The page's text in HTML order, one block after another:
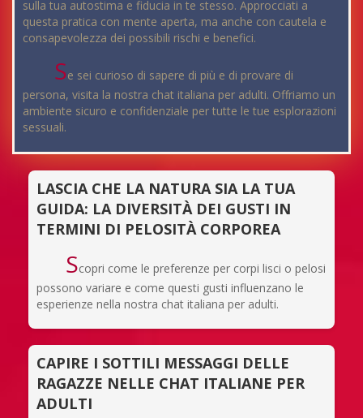
sulla tua autostima e fiducia in te stesso. Approcciati a
questa pratica con mente aperta, ma anche con cautela e
consapevolezza dei possibili rischi e benefici.
Se sei curioso di sapere di più e di provare di
persona, visita la nostra chat italiana per adulti. Offriamo un
ambiente sicuro e confidenziale per tutte le tue esplorazioni
sessuali.
LASCIA CHE LA NATURA SIA LA TUA
GUIDA: LA DIVERSITÀ DEI GUSTI IN
TERMINI DI PELOSITÀ CORPOREA
Scopri come le preferenze per corpi lisci o pelosi
possono variare e come questi gusti influenzano le
esperienze nella nostra chat italiana per adulti.
CAPIRE I SOTTILI MESSAGGI DELLE
RAGAZZE NELLE CHAT ITALIANE PER
ADULTI